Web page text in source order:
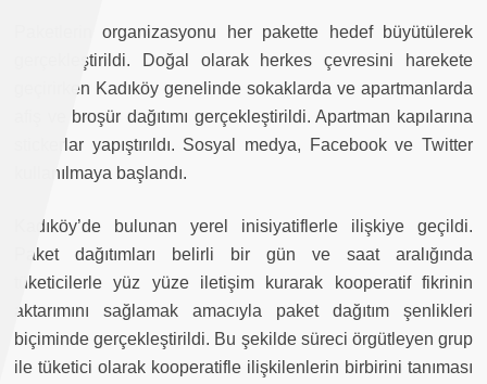
Paketlerin organizasyonu her pakette hedef büyütülerek
gerçekleştirildi. Doğal olarak herkes çevresini harekete
geçirirken Kadıköy genelinde sokaklarda ve apartmanlarda
afiş ve broşür dağıtımı gerçekleştirildi. Apartman kapılarına
stickerlar yapıştırıldı. Sosyal medya, Facebook ve Twitter
kullanılmaya başlandı.
Kadıköy’de bulunan yerel inisiyatiflerle ilişkiye geçildi.
Paket dağıtımları belirli bir gün ve saat aralığında
tüketicilerle yüz yüze iletişim kurarak kooperatif fikrinin
aktarımını sağlamak amacıyla paket dağıtım şenlikleri
biçiminde gerçekleştirildi. Bu şekilde süreci örgütleyen grup
ile tüketici olarak kooperatifle ilişkilenlerin birbirini tanıması